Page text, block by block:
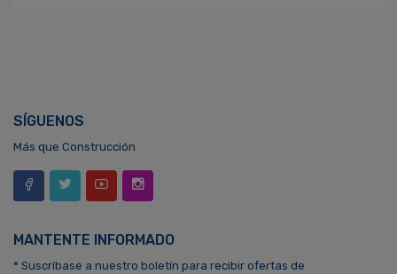
SÍGUENOS
Más que Construcción
MANTENTE INFORMADO
* Suscríbase a nuestro boletín para recibir ofertas de